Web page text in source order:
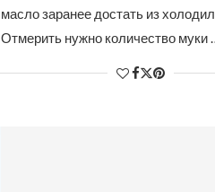
масло заранее достать из
Отмерить нужно количество муки